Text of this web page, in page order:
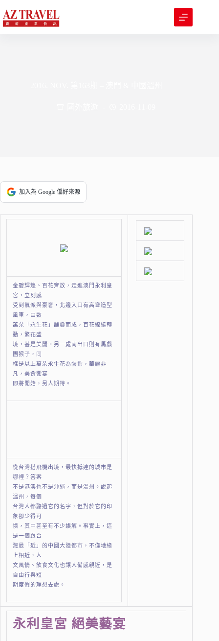
至
主
加入為 Google 偏好來源
金碧輝煌、百花齊放，走進澳門永利皇
宮，立刻感
受到氣派與豪奢，北邊入口有高聳造型
風車，由數
萬朵「永生花」舖疊而成，百花繚繞轉
動，繁花盛
境，甚是美麗。另一處南出口則有馬戲
團猴子，同
樣是以上萬朵永生花為裝飾，華麗非
凡，美食饗宴
即將開始，另人期待。
從台灣搭飛機出境，最快抵達的城市是
哪裡？答案
不是港澳也不是沖繩，而是溫州。說起
溫州，每個
台灣人都聽過它的名字，但對於它的印
象卻少得可
憐，其中甚至有不少誤解。事實上，這
是一個跟台
灣最「近」的中國大陸都市，不僅地緣
上相近，人
文風情、飲食文化也讓人備感親近，是
自由行與短
期度假的理想去處。
永利皇宮 絕美藝宴